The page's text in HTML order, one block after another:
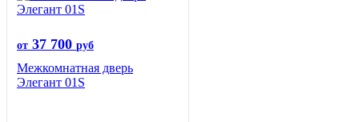
от 37 700 руб
Межкомнатная дверь
Элегант 01S